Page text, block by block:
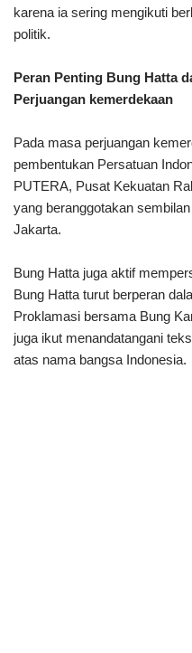
karena ia sering mengikuti
politik.
Peran Penting Bung Hatta
Perjuangan kemerdekaan
Pada masa perjuangan
pembentukan Persatuan
PUTERA, Pusat Kekuatan
yang beranggotakan
Jakarta.
Bung Hatta juga aktif
Bung Hatta turut berperan
Proklamasi bersama Bung
juga ikut menandatangani
atas nama bangsa Indonesia.